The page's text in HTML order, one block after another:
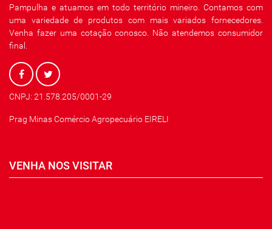
Pampulha e atuamos em todo território mineiro. Contamos com
uma variedade de produtos com mais variados fornecedores.
Venha fazer uma cotação conosco. Não atendemos consumidor
final.
CNPJ: 21.578.205/0001-29
Prag Minas Comércio Agropecuário EIRELI
VENHA NOS VISITAR